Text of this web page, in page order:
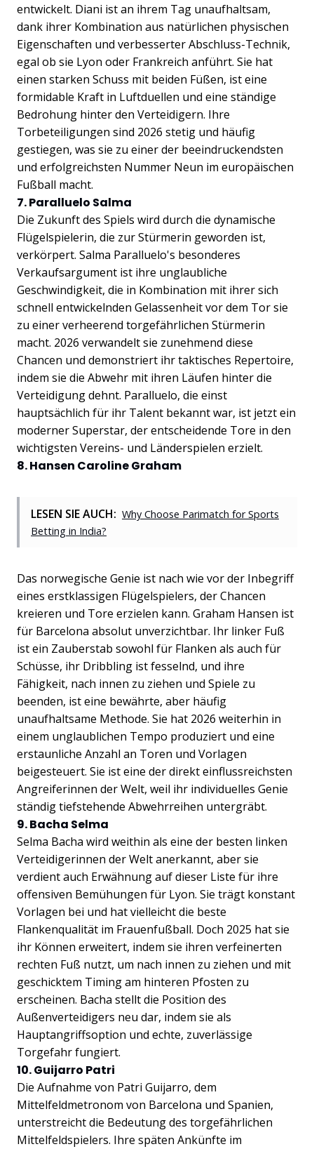
entwickelt. Diani ist an ihrem Tag unaufhaltsam,
dank ihrer Kombination aus natürlichen physischen
Eigenschaften und verbesserter Abschluss-Technik,
egal ob sie Lyon oder Frankreich anführt. Sie hat
einen starken Schuss mit beiden Füßen, ist eine
formidable Kraft in Luftduellen und eine ständige
Bedrohung hinter den Verteidigern. Ihre
Torbeteiligungen sind 2026 stetig und häufig
gestiegen, was sie zu einer der beeindruckendsten
und erfolgreichsten Nummer Neun im europäischen
Fußball macht.
7. Paralluelo Salma
Die Zukunft des Spiels wird durch die dynamische
Flügelspielerin, die zur Stürmerin geworden ist,
verkörpert. Salma Paralluelo's besonderes
Verkaufsargument ist ihre unglaubliche
Geschwindigkeit, die in Kombination mit ihrer sich
schnell entwickelnden Gelassenheit vor dem Tor sie
zu einer verheerend torgefährlichen Stürmerin
macht. 2026 verwandelt sie zunehmend diese
Chancen und demonstriert ihr taktisches Repertoire,
indem sie die Abwehr mit ihren Läufen hinter die
Verteidigung dehnt. Paralluelo, die einst
hauptsächlich für ihr Talent bekannt war, ist jetzt ein
moderner Superstar, der entscheidende Tore in den
wichtigsten Vereins- und Länderspielen erzielt.
8. Hansen Caroline Graham
LESEN SIE AUCH: Why Choose Parimatch for Sports
Betting in India?
Das norwegische Genie ist nach wie vor der Inbegriff
eines erstklassigen Flügelspielers, der Chancen
kreieren und Tore erzielen kann. Graham Hansen ist
für Barcelona absolut unverzichtbar. Ihr linker Fuß
ist ein Zauberstab sowohl für Flanken als auch für
Schüsse, ihr Dribbling ist fesselnd, und ihre
Fähigkeit, nach innen zu ziehen und Spiele zu
beenden, ist eine bewährte, aber häufig
unaufhaltsame Methode. Sie hat 2026 weiterhin in
einem unglaublichen Tempo produziert und eine
erstaunliche Anzahl an Toren und Vorlagen
beigesteuert. Sie ist eine der direkt einflussreichsten
Angreiferinnen der Welt, weil ihr individuelles Genie
ständig tiefstehende Abwehrreihen untergräbt.
9. Bacha Selma
Selma Bacha wird weithin als eine der besten linken
Verteidigerinnen der Welt anerkannt, aber sie
verdient auch Erwähnung auf dieser Liste für ihre
offensiven Bemühungen für Lyon. Sie trägt konstant
Vorlagen bei und hat vielleicht die beste
Flankenqualität im Frauenfußball. Doch 2025 hat sie
ihr Können erweitert, indem sie ihren verfeinerten
rechten Fuß nutzt, um nach innen zu ziehen und mit
geschicktem Timing am hinteren Pfosten zu
erscheinen. Bacha stellt die Position des
Außenverteidigers neu dar, indem sie als
Hauptangriffsoption und echte, zuverlässige
Torgefahr fungiert.
10. Guijarro Patri
Die Aufnahme von Patri Guijarro, dem
Mittelfeldmetronom von Barcelona und Spanien,
unterstreicht die Bedeutung des torgefährlichen
Mittelfeldspielers. Ihre späten Ankünfte im